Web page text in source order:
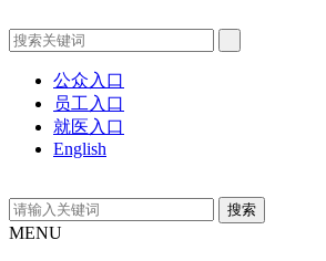
公众入口
员工入口
就医入口
English
MENU